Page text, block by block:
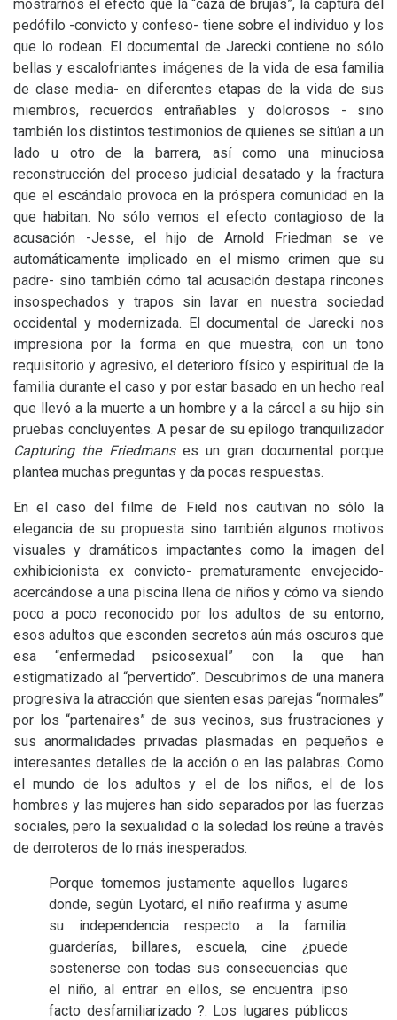
mostrarnos el efecto que la “caza de brujas”, la captura del
pedófilo -convicto y confeso- tiene sobre el individuo y los
que lo rodean. El documental de Jarecki contiene no sólo
bellas y escalofriantes imágenes de la vida de esa familia
de clase media- en diferentes etapas de la vida de sus
miembros, recuerdos entrañables y dolorosos - sino
también los distintos testimonios de quienes se sitúan a un
lado u otro de la barrera, así como una minuciosa
reconstrucción del proceso judicial desatado y la fractura
que el escándalo provoca en la próspera comunidad en la
que habitan. No sólo vemos el efecto contagioso de la
acusación -Jesse, el hijo de Arnold Friedman se ve
automáticamente implicado en el mismo crimen que su
padre- sino también cómo tal acusación destapa rincones
insospechados y trapos sin lavar en nuestra sociedad
occidental y modernizada. El documental de Jarecki nos
impresiona por la forma en que muestra, con un tono
requisitorio y agresivo, el deterioro físico y espiritual de la
familia durante el caso y por estar basado en un hecho real
que llevó a la muerte a un hombre y a la cárcel a su hijo sin
pruebas concluyentes. A pesar de su epílogo tranquilizador
Capturing the Friedmanses un gran documental porque
plantea muchas preguntas y da pocas respuestas.
En el caso del filme de Field nos cautivan no sólo la
elegancia de su propuesta sino también algunos motivos
visuales y dramáticos impactantes como la imagen del
exhibicionista ex convicto- prematuramente envejecido-
acercándose a una piscina llena de niños y cómo va siendo
poco a poco reconocido por los adultos de su entorno,
esos adultos que esconden secretos aún más oscuros que
esa “enfermedad psicosexual” con la que han
estigmatizado al “pervertido”. Descubrimos de una manera
progresiva la atracción que sienten esas parejas “normales”
por los “partenaires” de sus vecinos, sus frustraciones y
sus anormalidades privadas plasmadas en pequeños e
interesantes detalles de la acción o en las palabras. Como
el mundo de los adultos y el de los niños, el de los
hombres y las mujeres han sido separados por las fuerzas
sociales, pero la sexualidad o la soledad los reúne a través
de derroteros de lo más inesperados.
Porque tomemos justamente aquellos lugares
donde, según Lyotard, el niño reafirma y asume
su independencia respecto a la familia:
guarderías, billares, escuela, cine ¿puede
sostenerse con todas sus consecuencias que
el niño, al entrar en ellos, se encuentra ipso
facto desfamiliarizado ?. Los lugares públicos